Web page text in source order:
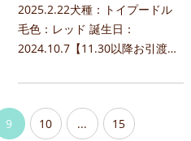
2025.2.22犬種：トイプードル
毛色：レッド 誕生日：
2024.10.7【11.30以降お引渡し
しいおっとりタイプ予約につい
てお問合せ時には下記内容を記
載下さい。＊当日見学はご希…
9 10 ... 15